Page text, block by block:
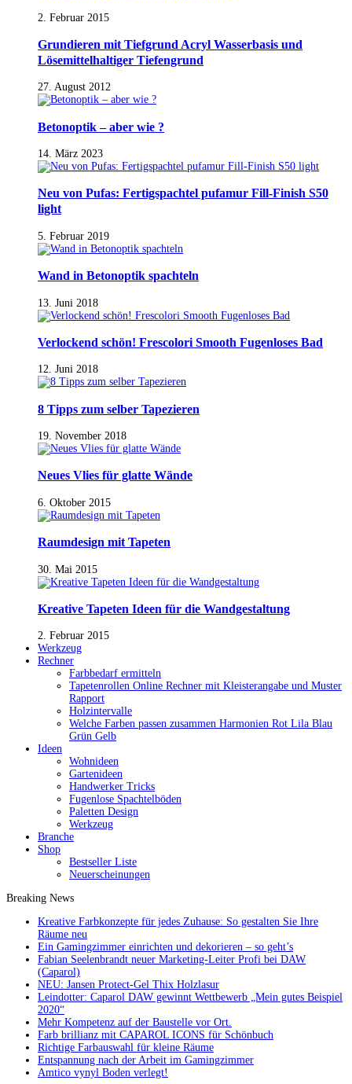
2. Februar 2015
Grundieren mit Tiefgrund Acryl Wasserbasis und
Lösemittelhaltiger Tiefengrund
27. August 2012
Betonoptik – aber wie ?
14. März 2023
Neu von Pufas: Fertigspachtel pufamur Fill-Finish S50
light
5. Februar 2019
Wand in Betonoptik spachteln
13. Juni 2018
Verlockend schön! Frescolori Smooth Fugenloses Bad
12. Juni 2018
8 Tipps zum selber Tapezieren
19. November 2018
Neues Vlies für glatte Wände
6. Oktober 2015
Raumdesign mit Tapeten
30. Mai 2015
Kreative Tapeten Ideen für die Wandgestaltung
2. Februar 2015
Werkzeug
Rechner
Farbbedarf ermitteln
Tapetenrollen Online Rechner mit Kleisterangabe und Muster
Rapport
Holzintervalle
Welche Farben passen zusammen Harmonien Rot Lila Blau
Grün Gelb
Ideen
Wohnideen
Gartenideen
Handwerker Tricks
Fugenlose Spachtelböden
Paletten Design
Werkzeug
Branche
Shop
Bestseller Liste
Neuerscheinungen
Breaking News
Kreative Farbkonzepte für jedes Zuhause: So gestalten Sie Ihre
Räume neu
Ein Gamingzimmer einrichten und dekorieren – so geht’s
Fabian Seelenbrandt neuer Marketing-Leiter Profi bei DAW
(Caparol)
NEU: Jansen Protect-Gel Thix Holzlasur
Leindotter: Caparol DAW gewinnt Wettbewerb „Mein gutes Beispiel
2020“
Mehr Kompetenz auf der Baustelle vor Ort.
Farb brillianz mit CAPAROL ICONS für Schönbuch
Richtige Farbauswahl für kleine Räume
Entspannung nach der Arbeit im Gamingzimmer
Amtico vynyl Boden verlegt!